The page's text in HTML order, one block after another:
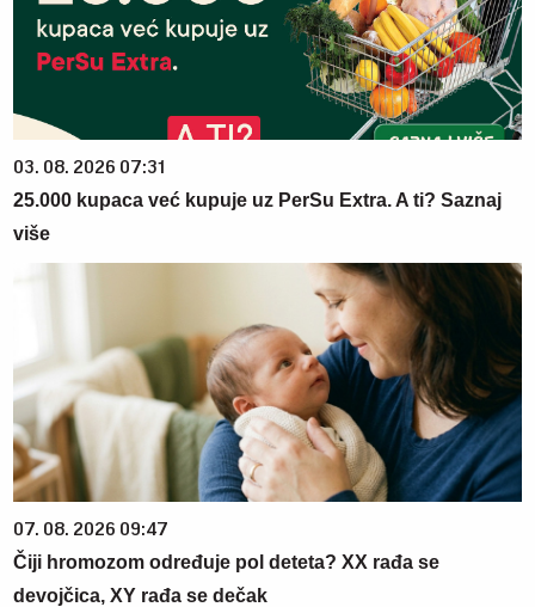
03. 08. 2026 07:31
25.000 kupaca već kupuje uz PerSu Extra. A ti? Saznaj
više
07. 08. 2026 09:47
Čiji hromozom određuje pol deteta? XX rađa se
devojčica, XY rađa se dečak